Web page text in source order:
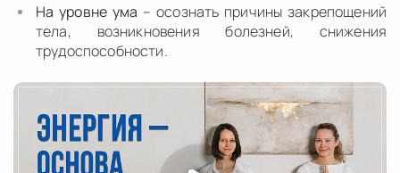
На уровне ума – осознать причины закрепощений
тела, возникновения болезней, снижения
трудоспособности.